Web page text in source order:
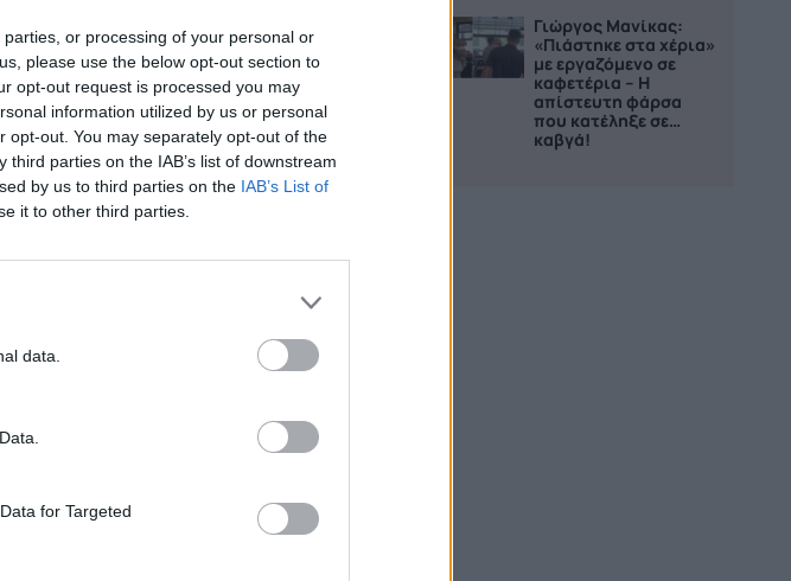
or processing of your personal or
please use the below opt-out section to
opt-out request is processed you may
information utilized by us or personal
opt-out. You may separately opt-out of the
parties on the IAB’s list of downstream
by us to third parties on the IAB’s List of
it to other third parties.
data.
for Targeted
Γιώργος Μανίκας:
«Πιάστηκε στα χέρια»
με εργαζόμενο σε
καφετέρια – Η
απίστευτη φάρσα
που κατέληξε σε…
καβγά!